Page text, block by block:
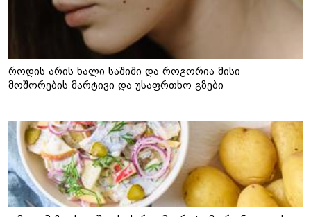
როდის არის ხალი საშიში და როგორია მისი
მოშორების მარტივი და უსაფრთხო გზები